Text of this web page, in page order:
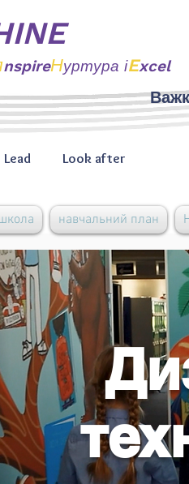
nspireНуртура іExcel
Lead Look after
навчальний план